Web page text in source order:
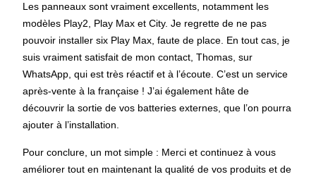
Les panneaux sont vraiment excellents, notamment les
modèles Play2, Play Max et City. Je regrette de ne pas
pouvoir installer six Play Max, faute de place. En tout cas, je
suis vraiment satisfait de mon contact, Thomas, sur
WhatsApp, qui est très réactif et à l’écoute. C’est un service
après-vente à la française ! J’ai également hâte de
découvrir la sortie de vos batteries externes, que l’on pourra
ajouter à l’installation.
Pour conclure, un mot simple : Merci et continuez à vous
améliorer tout en maintenant la qualité de vos produits et de